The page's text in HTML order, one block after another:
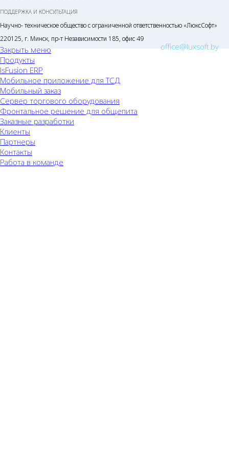
ПОДДЕРЖКА И КОНСУЛЬТАЦИЯ
Научно- техническое общество с ограниченной ответственностью «ЛюксСофт»
220125, г. Минск, пр-т Независимости 185, офис 49
office@luxsoft.by
Закрыть меню
Продукты
lsFusion ERP
Мобильное приложение для ТСД
Мобильный заказ
Сервер торгового оборудования
Фронтальное решение для общепита
Заказные разработки
Клиенты
Партнеры
Контакты
Работа в команде